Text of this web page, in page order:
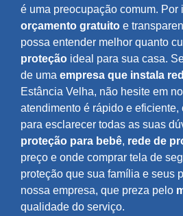
é uma preocupação comum. Por
orçamento gratuito e
possa entender melhor quanto
proteção ideal para sua casa.
de uma empresa que instala
Estância Velha, não hesite em
atendimento é rápido e eficiente,
para esclarecer todas as suas
proteção para bebê, rede de
preço e onde comprar tela de
proteção que sua família e seus
nossa empresa, que preza pelo
qualidade do serviço.